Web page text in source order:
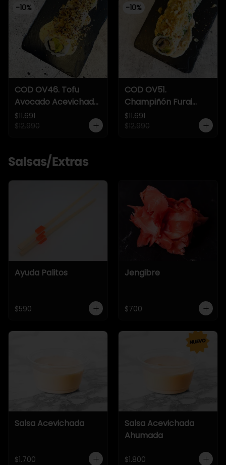
-10%
COD OV46. Tofu
Avocado Acevichado
Crunch
$11.691
$12.990
-10%
COD OV51.
Champiñón Furai
Acevichado Crunch
$11.691
$12.990
Salsas/Extras
Ayuda Palitos
$590
Jengibre
$700
Salsa Acevichada
$1.700
Salsa Acevichada
Ahumada
$1.800